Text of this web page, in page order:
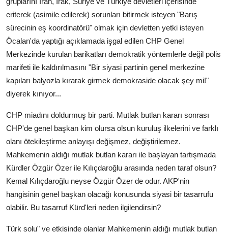
eriterek (asimile edilerek) sorunları bitirmek isteyen "Barış
sürecinin eş koordinatörü" olmak için devletten yetki isteyen
Öcalan'da yaptığı açıklamada işgal edilen CHP Genel
Merkezinde kurulan barikatları demokratik yöntemlerle değil polis
marifeti ile kaldırılmasını "Bir siyasi partinin genel merkezine
kapıları balyozla kırarak girmek demokraside olacak şey mi!"
diyerek kınıyor...
CHP miadını doldurmuş bir parti. Mutlak butlan kararı sonrası
CHP'de genel başkan kim olursa olsun kuruluş ilkelerini ve farklı
olanı ötekileştirme anlayışı değişmez, değiştirilemez.
Mahkemenin aldığı mutlak butlan kararı ile başlayan tartışmada
Kürdler Özgür Özer ile Kılıçdaroğlu arasında neden taraf olsun?
Kemal Kılıçdaroğlu neyse Özgür Özer de odur. AKP'nin
hangisinin genel başkan olacağı konusunda siyasi bir tasarrufu
olabilir. Bu tasarruf Kürd'leri neden ilgilendirsin?
Türk solu" ve etkisinde olanlar Mahkemenin aldığı mutlak butlan